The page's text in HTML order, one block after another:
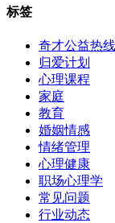
标签
奇才公益热线
归爱计划
心理课程
家庭
教育
婚姻情感
情绪管理
心理健康
职场心理学
常见问题
行业动态